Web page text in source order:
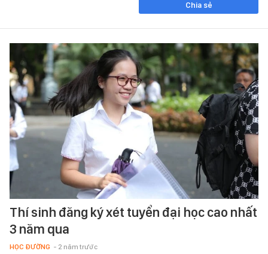
Chia sẻ
Thí sinh đăng ký xét tuyển đại học cao nhất
3 năm qua
HỌC ĐƯỜNG - 2 năm trước